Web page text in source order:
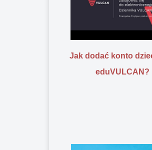
Jak dodać konto
eduVULCAN?